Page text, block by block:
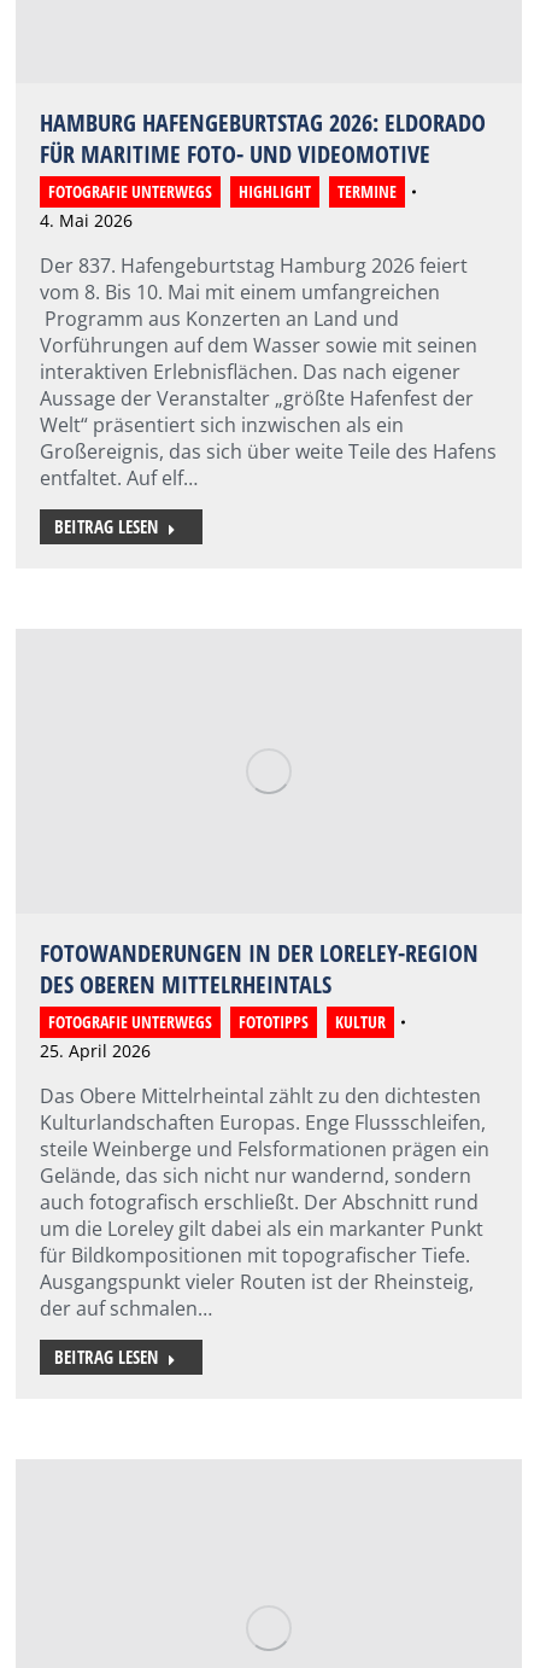
HAMBURG HAFENGEBURTSTAG 2026: ELDORADO
FÜR MARITIME FOTO- UND VIDEOMOTIVE
FOTOGRAFIE UNTERWEGS HIGHLIGHT
TERMINE
4. Mai 2026
Der 837. Hafengeburtstag Hamburg 2026 feiert
vom 8. Bis 10. Mai mit einem umfangreichen
Programm aus Konzerten an Land und
Vorführungen auf dem Wasser sowie mit seinen
interaktiven Erlebnisflächen. Das nach eigener
Aussage der Veranstalter „größte Hafenfest der
Welt“ präsentiert sich inzwischen als ein
Großereignis, das sich über weite Teile des Hafens
entfaltet. Auf elf…
BEITRAG LESEN
FOTOWANDERUNGEN IN DER LORELEY-REGION
DES OBEREN MITTELRHEINTALS
FOTOGRAFIE UNTERWEGS FOTOTIPPS
KULTUR
25. April 2026
Das Obere Mittelrheintal zählt zu den dichtesten
Kulturlandschaften Europas. Enge Flussschleifen,
steile Weinberge und Felsformationen prägen ein
Gelände, das sich nicht nur wandernd, sondern
auch fotografisch erschließt. Der Abschnitt rund
um die Loreley gilt dabei als ein markanter Punkt
für Bildkompositionen mit topografischer Tiefe.
Ausgangspunkt vieler Routen ist der Rheinsteig,
der auf schmalen…
BEITRAG LESEN